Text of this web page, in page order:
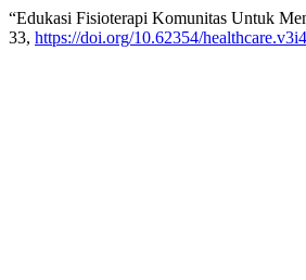
“Edukasi Fisioterapi Komunitas Untuk
33, https://doi.org/10.62354/